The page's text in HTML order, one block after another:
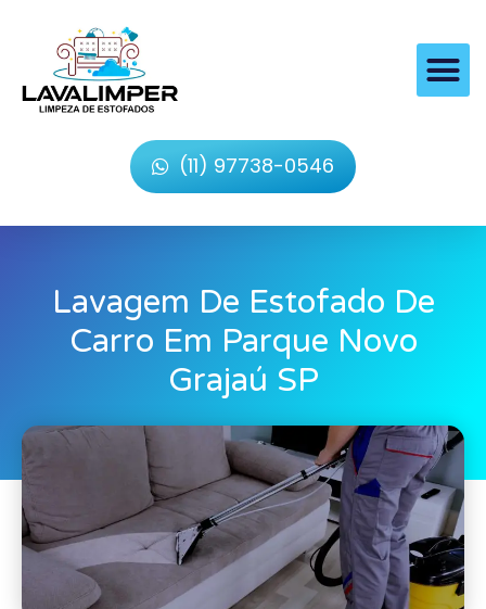
(11) 97738-0546
Lavagem De Estofado De
Carro Em Parque Novo
Grajaú SP